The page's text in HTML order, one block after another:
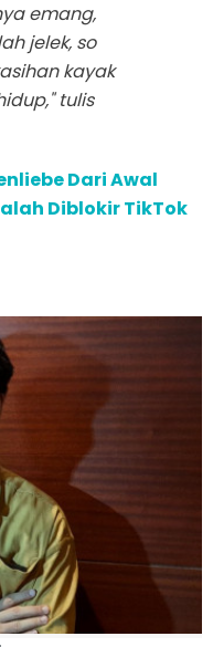
emang,
jelek, so
kayak
tulis
Dari Awal
Diblokir TikTok